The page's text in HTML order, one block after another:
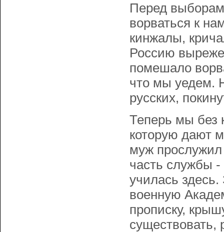
Перед
ворваться к
кинжалы,
Россию
помешало
что мы уедем.
русских,
Теперь мы без
которую дают
муж прослужил
часть службы -
училась
военную
прописку,
существовать,